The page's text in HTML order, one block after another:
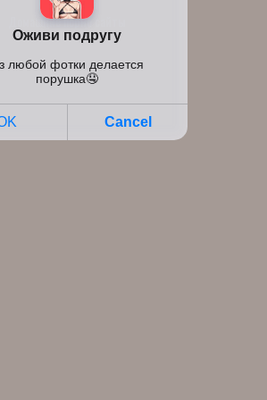
Домашние порно сайты